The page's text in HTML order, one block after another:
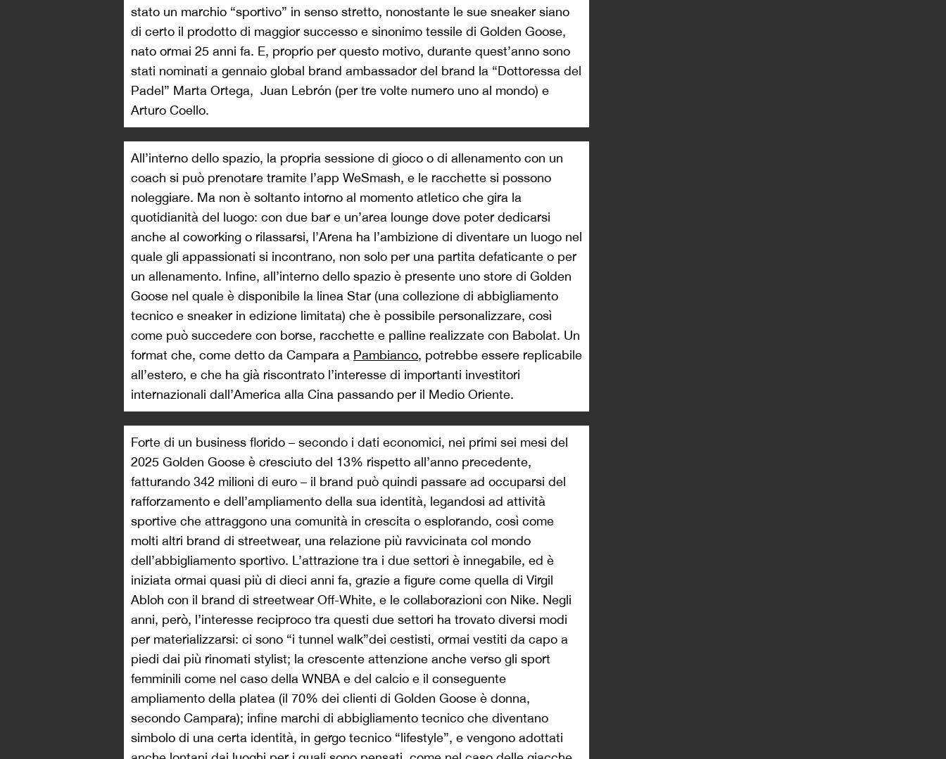
stato un marchio “sportivo” in senso stretto, nonostante le sue sneaker siano
di certo il prodotto di maggior successo e sinonimo tessile di Golden Goose,
nato ormai 25 anni fa. E, proprio per questo motivo, durante quest’anno sono
stati nominati a gennaio global brand ambassador del brand la “Dottoressa del
Padel” Marta Ortega, Juan Lebrón (per tre volte numero uno al mondo) e
Arturo Coello.
All’interno dello spazio, la propria sessione di gioco o di allenamento con un
coach si può prenotare tramite l’app WeSmash, e le racchette si possono
noleggiare. Ma non è soltanto intorno al momento atletico che gira la
quotidianità del luogo: con due bar e un’area lounge dove poter dedicarsi
anche al coworking o rilassarsi, l’Arena ha l’ambizione di diventare un luogo nel
quale gli appassionati si incontrano, non solo per una partita defaticante o per
un allenamento. Infine, all’interno dello spazio è presente uno store di Golden
Goose nel quale è disponibile la linea Star (una collezione di abbigliamento
tecnico e sneaker in edizione limitata) che è possibile personalizzare, così
come può succedere con borse, racchette e palline realizzate con Babolat. Un
format che, come detto da Campara a Pambianco, potrebbe essere replicabile
all’estero, e che ha già riscontrato l’interesse di importanti investitori
internazionali dall’America alla Cina passando per il Medio Oriente.
Forte di un business florido – secondo i dati economici, nei primi sei mesi del
2025 Golden Goose è cresciuto del 13% rispetto all’anno precedente,
fatturando 342 milioni di euro – il brand può quindi passare ad occuparsi del
rafforzamento e dell’ampliamento della sua identità, legandosi ad attività
sportive che attraggono una comunità in crescita o esplorando, così come
molti altri brand di streetwear, una relazione più ravvicinata col mondo
dell’abbigliamento sportivo. L’attrazione tra i due settori è innegabile, ed è
iniziata ormai quasi più di dieci anni fa, grazie a figure come quella di Virgil
Abloh con il brand di streetwear Off-White, e le collaborazioni con Nike. Negli
anni, però, l’interesse reciproco tra questi due settori ha trovato diversi modi
per materializzarsi: ci sono “i tunnel walk”dei cestisti, ormai vestiti da capo a
piedi dai più rinomati stylist; la crescente attenzione anche verso gli sport
femminili come nel caso della WNBA e del calcio e il conseguente
ampliamento della platea (il 70% dei clienti di Golden Goose è donna,
secondo Campara); infine marchi di abbigliamento tecnico che diventano
simbolo di una certa identità, in gergo tecnico “lifestyle”, e vengono adottati